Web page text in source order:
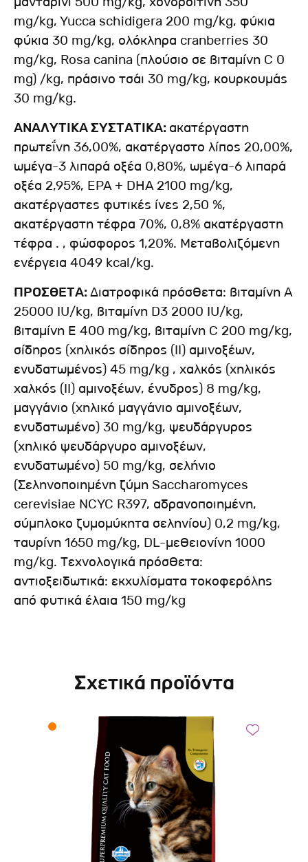
mg/kg, Yucca schidigera 200 mg/kg, φύκια
φύκια 30 mg/kg, ολόκληρα cranberries 30
mg/kg, Rosa canina (πλούσιο σε βιταμίνη C 0
mg) /kg, πράσινο τσάι 30 mg/kg, κουρκουμάς
30 mg/kg.
ΑΝΑΛΥΤΙΚΑ ΣΥΣΤΑΤΙΚΑ: ακατέργαστη
πρωτεΐνη 36,00%, ακατέργαστο λίπος 20,00%,
ωμέγα-3 λιπαρά οξέα 0,80%, ωμέγα-6 λιπαρά
οξέα 2,95%, EPA + DHA 2100 mg/kg,
ακατέργαστες φυτικές ίνες 2,50 %,
ακατέργαστη τέφρα 70%, 0,8% ακατέργαστη
τέφρα . , φώσφορος 1,20%. Μεταβολιζόμενη
ενέργεια 4049 kcal/kg.
ΠΡΟΣΘΕΤΑ: Διατροφικά πρόσθετα: βιταμίνη Α
25000 IU/kg, βιταμίνη D3 2000 IU/kg,
βιταμίνη Ε 400 mg/kg, βιταμίνη C 200 mg/kg,
σίδηρος (χηλικός σίδηρος (II) αμινοξέων,
ενυδατωμένος) 45 mg/kg , χαλκός (χηλικός
χαλκός (II) αμινοξέων, ένυδρος) 8 mg/kg,
μαγγάνιο (χηλικό μαγγάνιο αμινοξέων,
ενυδατωμένο) 30 mg/kg, ψευδάργυρος
(χηλικό ψευδάργυρο αμινοξέων,
ενυδατωμένο) 50 mg/kg, σελήνιο
(Σεληνοποιημένη ζύμη Saccharomyces
cerevisiae NCYC R397, αδρανοποιημένη,
σύμπλοκο ζυμομύκητα σεληνίου) 0,2 mg/kg,
ταυρίνη 1650 mg/kg, DL-μεθειονίνη 1000
mg/kg. Τεχνολογικά πρόσθετα:
αντιοξειδωτικά: εκχυλίσματα τοκοφερόλης
από φυτικά έλαια 150 mg/kg
Σχετικά προϊόντα